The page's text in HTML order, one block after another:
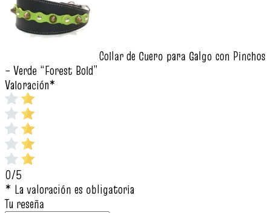
Collar de Cuero para Galgo con Pinchos
– Verde “Forest Bold”
Valoración*
0/5
* La valoración es obligatoria
Tu reseña